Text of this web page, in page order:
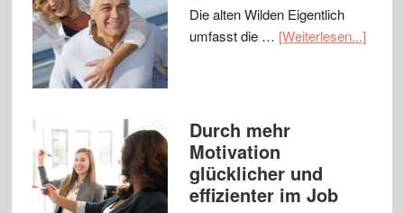
Die alten Wilden Eigentlich
umfasst die … [Weiterlesen...]
Durch mehr
Motivation
glücklicher und
effizienter im Job